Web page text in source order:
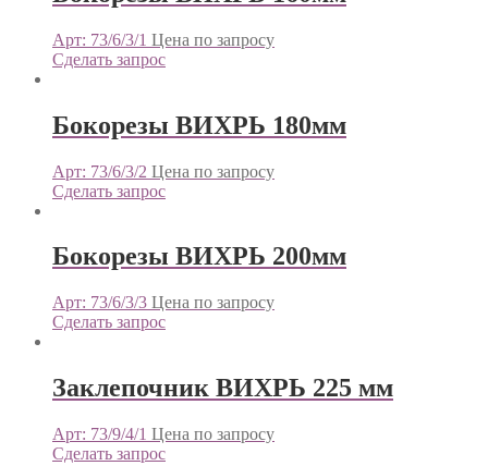
Арт: 73/6/3/1 Цена по запросу
Сделать запрос
Бокорезы ВИХРЬ 180мм
Арт: 73/6/3/2 Цена по запросу
Сделать запрос
Бокорезы ВИХРЬ 200мм
Арт: 73/6/3/3 Цена по запросу
Сделать запрос
Заклепочник ВИХРЬ 225 мм
Арт: 73/9/4/1 Цена по запросу
Сделать запрос